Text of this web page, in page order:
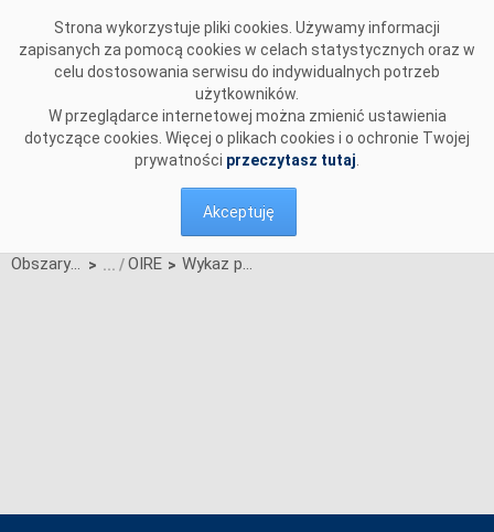
Strona wykorzystuje pliki cookies. Używamy informacji
zapisanych za pomocą cookies w celach statystycznych oraz w
celu dostosowania serwisu do indywidualnych potrzeb
użytkowników.
W przeglądarce internetowej można zmienić ustawienia
dotyczące cookies. Więcej o plikach cookies i o ochronie Twojej
prywatności przeczytasz tutaj
Akceptuję
Obszary działalności > OIRE > Wykaz podmiotów rynku energii elektrycznej